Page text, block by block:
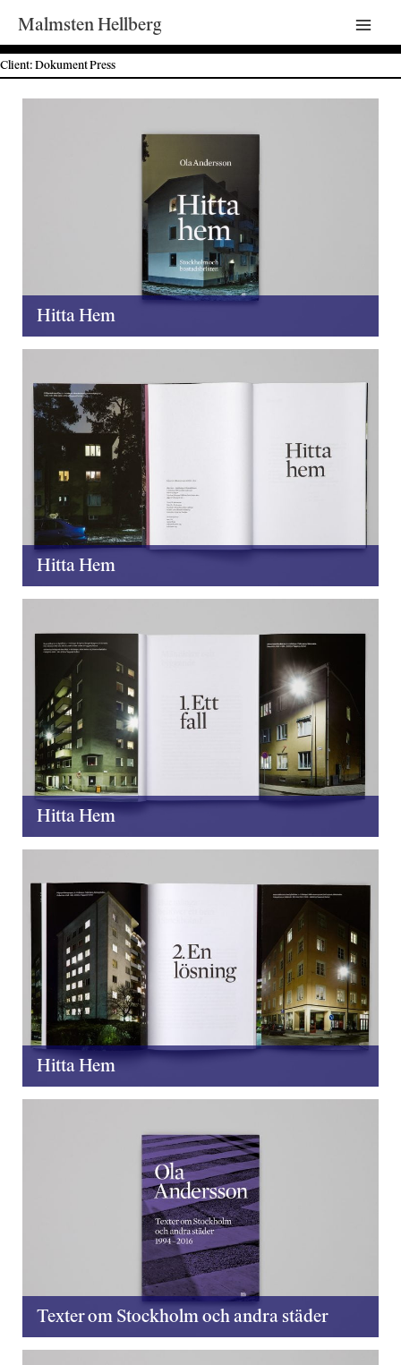
Malmsten Hellberg
Main
Client: Dokument Press
Hitta Hem
Hitta Hem
Hitta Hem
Hitta Hem
Texter om Stockholm och andra städer